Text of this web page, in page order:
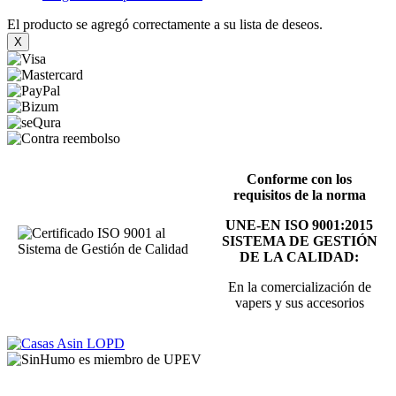
El producto se agregó correctamente a su lista de deseos.
X
Conforme con los
requisitos de la norma
UNE-EN ISO 9001:2015
SISTEMA DE GESTIÓN
DE LA CALIDAD:
En la comercialización de
vapers y sus accesorios